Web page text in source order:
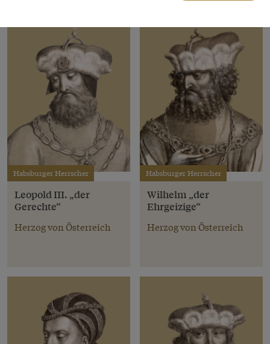
Habsburger Herrscher
Leopold III. „der
Gerechte“
Herzog von Österreich
Habsburger Herrscher
Wilhelm „der
Ehrgeizige“
Herzog von Österreich